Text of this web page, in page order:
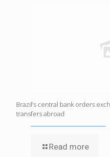
Brazil’s central bank orders
transfers abroad
Read more